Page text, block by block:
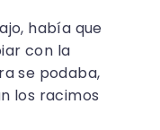
había que
con la
se podaba,
los racimos